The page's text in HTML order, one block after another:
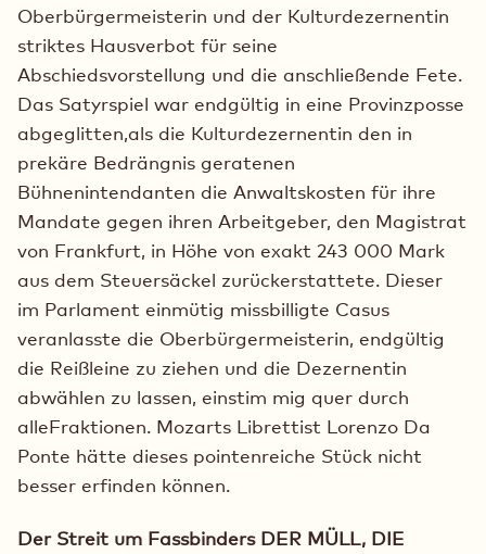
Oberbürgermeisterin und der Kulturdezernentin
striktes Hausverbot für seine
Abschiedsvorstellung und die anschließende Fete.
Das Satyrspiel war endgültig in eine Provinzposse
abgeglitten,als die Kulturdezernentin den in
prekäre Bedrängnis geratenen
Bühnenintendanten die Anwaltskosten für ihre
Mandate gegen ihren Arbeitgeber, den Magistrat
von Frankfurt, in Höhe von exakt 243 000 Mark
aus dem Steuersäckel zurückerstattete. Dieser
im Parlament einmütig missbilligte Casus
veranlasste die Oberbürgermeisterin, endgültig
die Reißleine zu ziehen und die Dezernentin
abwählen zu lassen, einstim mig quer durch
alleFraktionen. Mozarts Librettist Lorenzo Da
Ponte hätte dieses pointenreiche Stück nicht
besser erfinden können.
Der Streit um Fassbinders DER MÜLL, DIE